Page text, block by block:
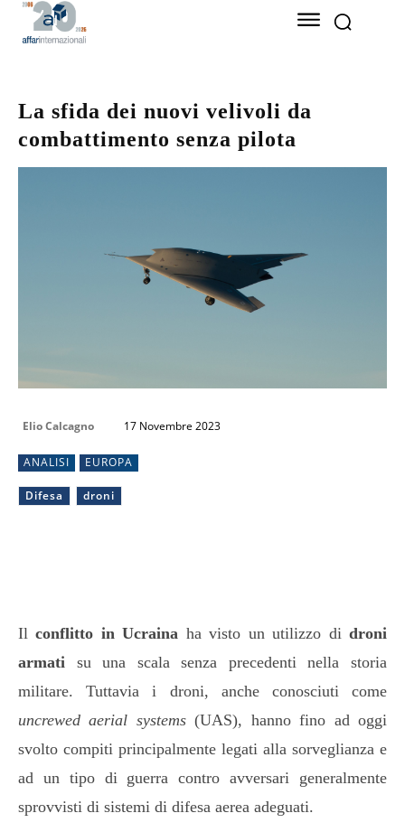
La sfida dei nuovi velivoli da
combattimento senza pilota
Elio Calcagno 17 Novembre 2023
ANALISI EUROPA
Difesa droni
Ilconflitto in Ucraina ha visto un utilizzo didroni
armati su una scala senza precedenti nella storia
militare. Tuttavia i droni, anche conosciuti come
uncrewed aerial systems(UAS), hanno fino ad oggi
svolto compiti principalmente legati alla sorveglianza e
ad un tipo di guerra contro avversari generalmente
sprovvisti di sistemi di difesa aerea adeguati.